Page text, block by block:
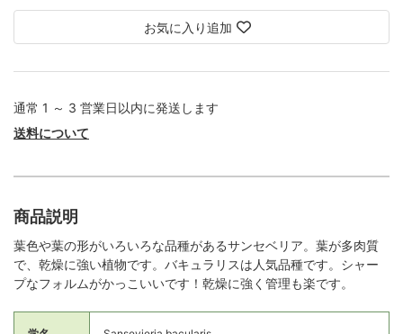
お気に入り追加
通常 1 ～ 3 営業日以内に発送します
送料について
商品説明
葉色や葉の形がいろいろな品種があるサンセベリア。葉が多肉質
で、乾燥に強い植物です。バキュラリスは人気品種です。シャー
プなフォルムがかっこいいです！乾燥に強く管理も楽です。